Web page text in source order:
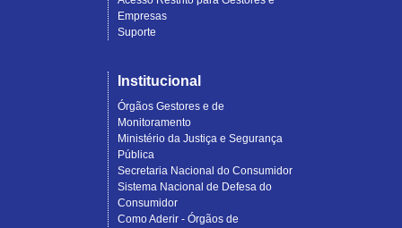
Empresas
Suporte
Institucional
Órgãos Gestores e de
Monitoramento
Ministério da Justiça e Segurança
Pública
Secretaria Nacional do Consumidor
Sistema Nacional de Defesa do
Consumidor
Como Aderir - Órgãos de